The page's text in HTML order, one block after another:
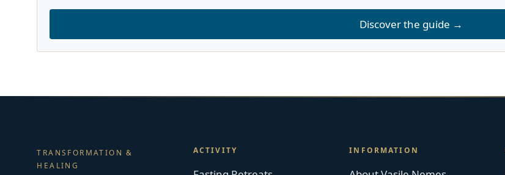
Discover the guide →
TRANSFORMATION &
HEALING
ACTIVITY INFORMATION